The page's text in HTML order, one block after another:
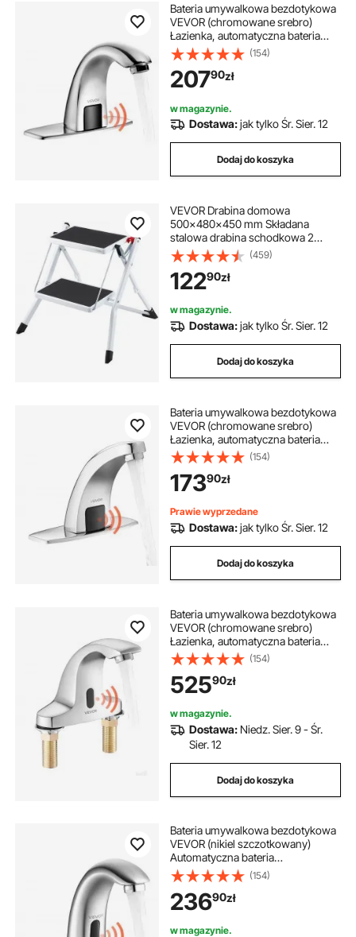
Bateria umywalkowa bezdotykowa
VEVOR (chromowane srebro)
Łazienka, automatyczna bateria
umywalkowa, bateria zasilana
bateryjnie z regulacją temperatury,
bateria z czujnikiem
(154)
20790zł
w magazynie.
Dostawa:jak tylko Śr. Sier. 12
Dodaj do koszyka
VEVOR Drabina domowa
500x480x450 mm Składana
stalowa drabina schodkowa 2
stopnie Udźwig 150 kg Składany
stołek schodkowy Podwójna
drabina schodkowa 445 mm
Drabina kuchenna Antypoślizgowy
stołek schodkowy
(459)
12290zł
w magazynie.
Dostawa:jak tylko Śr. Sier. 12
Dodaj do koszyka
Bateria umywalkowa bezdotykowa
VEVOR (chromowane srebro)
Łazienka, automatyczna bateria
umywalkowa, bateria sensorowa z
pokrywką otworu, bateria zasilana
bateryjnie, bateria toaletowa,
bateria umywalkowa
(154)
17390zł
Prawie wyprzedane
Dostawa:jak tylko Śr. Sier. 12
Dodaj do koszyka
Bateria umywalkowa bezdotykowa
VEVOR (chromowane srebro)
Łazienka, automatyczna bateria
umywalkowa (tylko zimna woda),
bateria z czujnikiem ruchu, bateria
zlewozmywakowa na baterie,
komercyjna
(154)
52590zł
w magazynie.
Dostawa: Niedz. Sier. 9 - Śr.
Sier. 12
Dodaj do koszyka
Bateria umywalkowa bezdotykowa
VEVOR (nikiel szczotkowany)
Automatyczna bateria
umywalkowa, bateria toaletowa
bezdotykowa, bateria zasilana
bateryjnie z regulacją temperatury
wody zimnej/ciepłej
(154)
23690zł
w magazynie.